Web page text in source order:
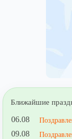
Ближайшие
06.08
09.08